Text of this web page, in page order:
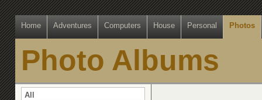
Home Adventures Computers House Personal Photos
Photo Albums
All